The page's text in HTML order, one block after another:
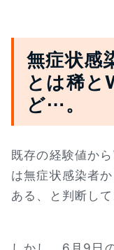
無症状感
とは稀と
ど⋯。
既存の経験値か
は無症状感染者
ある、と判断して